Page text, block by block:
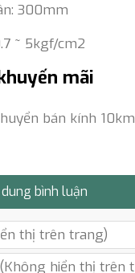
300mm
~ 5kgf/cm2
mãi
bán kính 10km
bình luận